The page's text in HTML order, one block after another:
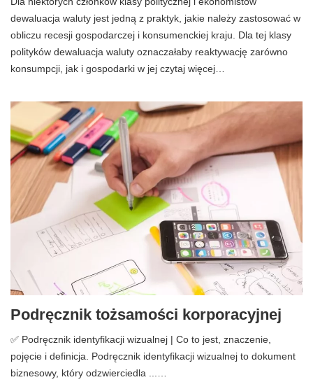
dewaluacja waluty jest jedną z praktyk, jakie należy zastosować w
obliczu recesji gospodarczej i konsumenckiej kraju. Dla tej klasy
polityków dewaluacja waluty oznaczałaby reaktywację zarówno
konsumpcji, jak i gospodarki w jej czytaj więcej…
Podręcznik tożsamości korporacyjnej
✅ Podręcznik identyfikacji wizualnej | Co to jest, znaczenie,
pojęcie i definicja. Podręcznik identyfikacji wizualnej to dokument
biznesowy, który odzwierciedla ...…